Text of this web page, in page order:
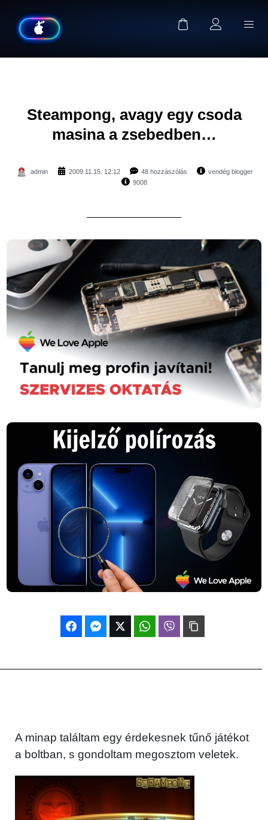
Steampong, avagy egy csoda
masina a zsebedben…
admin 2009.11.15. 12:12 48 hozzászólás
vendég blogger
9008
A minap találtam egy érdekesnek tűnő játékot
a boltban, s gondoltam megosztom veletek.